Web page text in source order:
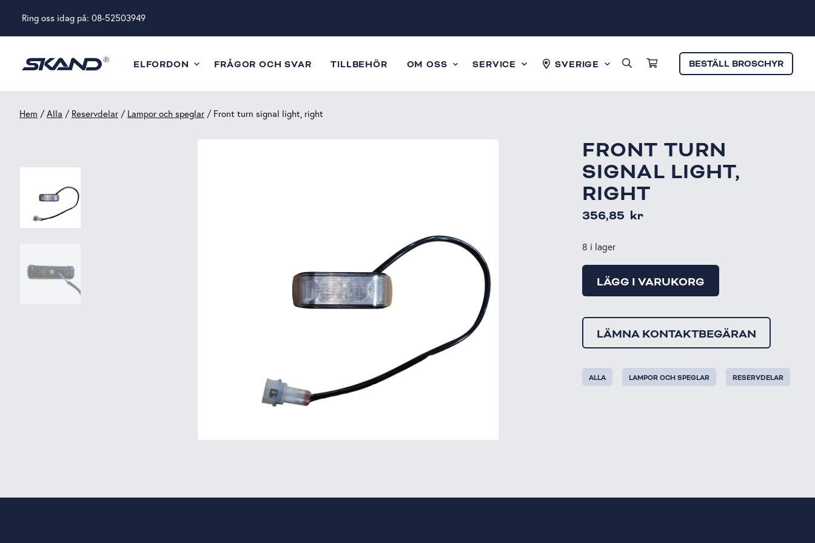
Ring oss idag på: 08-52503949
ELFORDON FRÅGOR OCH SVAR TILLBEHÖR OM OSS SERVICE SVERIGE BESTÄLL BROSCHYR
Hem /Alla / Reservdelar / Lampor och speglar / Front turn signal light, right
FRONT TURN
SIGNAL LIGHT,
RIGHT
356,85 kr
8 i lager
LÄGG I VARUKORG
LÄMNA KONTAKTBEGÄRAN
ALLA LAMPOR OCH SPEGLAR RESERVDELAR